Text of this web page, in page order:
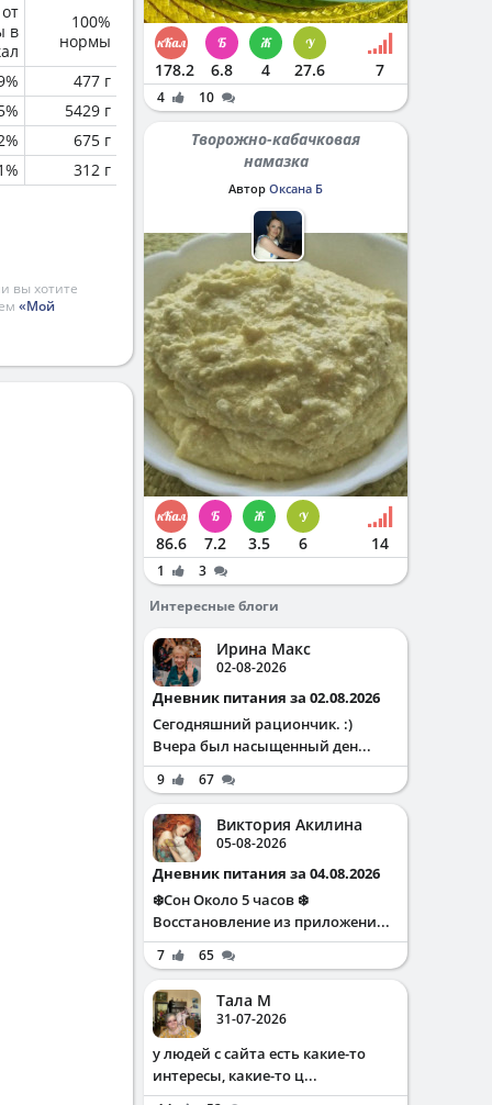
в
100%
нормы
477 г
5429 г
675 г
312 г
вы хотите
«Мой
178.2 6.8 4 27.6 7
4 10
Творожно-кабачковая
намазка
Автор Оксана Б
86.6 7.2 3.5 6 14
1
3
Интересные блоги
Ирина Макс
02-08-2026
Дневник питания за 02.08.2026
Сегодняшний рациончик. :)
Вчера был насыщенный ден...
9 67
Виктория Акилина
05-08-2026
Дневник питания за 04.08.2026
❄️Сон Около 5 часов ❄️
Восстановление из приложени...
7 65
Тала М
31-07-2026
у людей с сайта есть какие-то
интересы, какие-то ц...